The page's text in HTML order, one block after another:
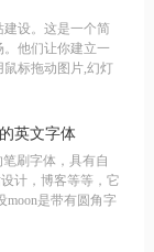
设。这是一个简
他们让你建立一
标拖动图片,幻灯
英文字体
刷字体，具有自
计，博客等等，它
moon是带有圆角字